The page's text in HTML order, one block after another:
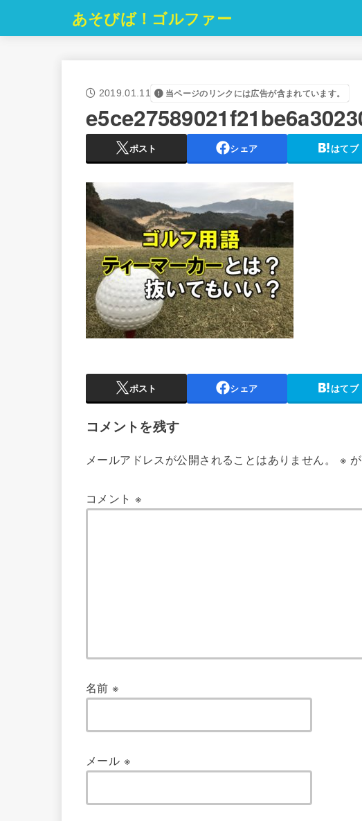
あそびば！ゴルファー
2019.01.11 当ページのリンクには広告が含まれています。
ポスト シェア はてブ
ポスト シェア はてブ
コメントを残す
メールアドレスが公開されることはありません。 ※
コメント※
名前※
メール ※